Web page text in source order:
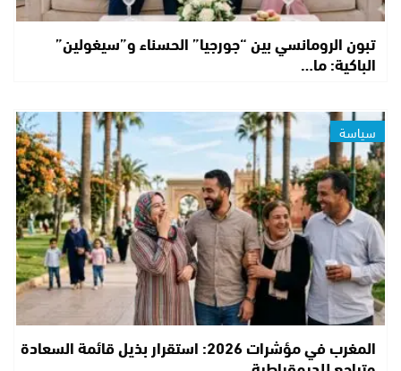
تبون الرومانسي بين “جورجيا” الحسناء و”سيغولين”
الباكية: ما…
سياسة
المغرب في مؤشرات 2026: استقرار بذيل قائمة السعادة